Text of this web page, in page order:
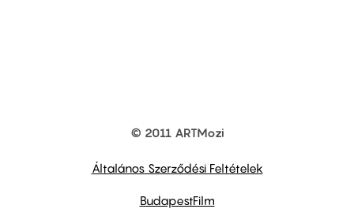
© 2011 ARTMozi
Általános Szerződési Feltételek
BudapestFilm